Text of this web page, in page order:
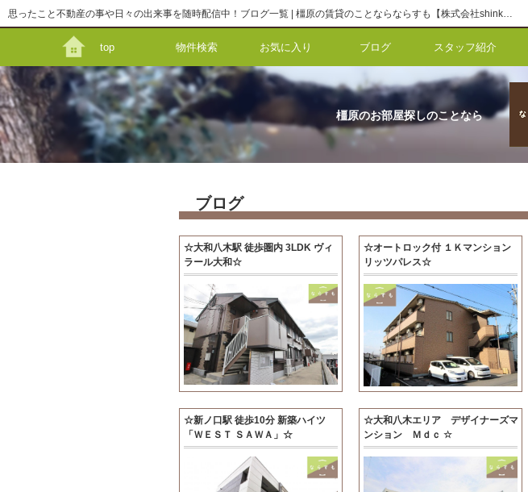
思ったこと不動産の事や日々の出来事を随時配信中！ブログ一覧 | 橿原の賃貸のことならならすも【株式会社shinka】
top 物件検索 お気に入り ブログ スタッフ紹介
橿原のお部屋探しのことなら
ブログ
☆大和八木駅 徒歩圏内 3LDK ヴィ
ラール大和☆
☆オートロック付 １Ｋマンション
リッツパレス☆
☆新ノ口駅 徒歩10分 新築ハイツ
「ＷＥＳＴ ＳＡＷＡ」☆
☆大和八木エリア デザイナーズマ
ンション Ｍｄｃ ☆